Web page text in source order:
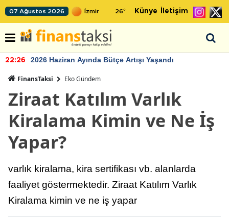
07 Ağustos 2026 26° Künye İletişim
22:26 2026 Haziran Ayında Bütçe Artışı Yaşandı
FinansTaksi Eko Gündem
Ziraat Katılım Varlık
Kiralama Kimin ve Ne İş
Yapar?
varlık kiralama, kira sertifikası vb. alanlarda
faaliyet göstermektedir. Ziraat Katılım Varlık
Kiralama kimin ve ne iş yapar